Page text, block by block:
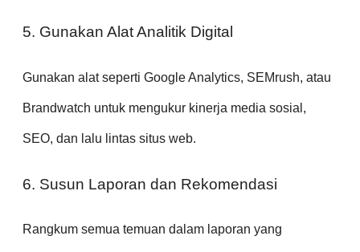
5. Gunakan Alat Analitik Digital
Gunakan alat seperti Google Analytics, SEMrush, atau
Brandwatch untuk mengukur kinerja media sosial,
SEO, dan lalu lintas situs web.
6. Susun Laporan dan Rekomendasi
Rangkum semua temuan dalam laporan yang